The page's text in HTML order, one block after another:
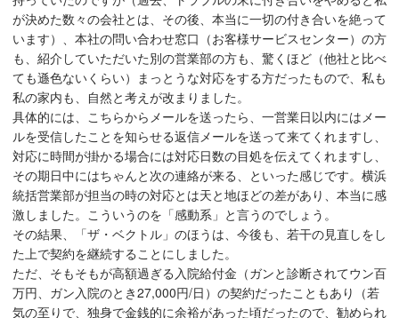
が決めた数々の会社とは、その後、本当に一切の付き合いを絶って
います）、本社の問い合わせ窓口（お客様サービスセンター）の方
も、紹介していただいた別の営業部の方も、驚くほど（他社と比べ
ても遜色ないくらい）まっとうな対応をする方だったもので、私も
私の家内も、自然と考えが改まりました。
具体的には、こちらからメールを送ったら、一営業日以内にはメー
ルを受信したことを知らせる返信メールを送って来てくれますし、
対応に時間が掛かる場合には対応日数の目処を伝えてくれますし、
その期日中にはちゃんと次の連絡が来る、といった感じです。横浜
統括営業部が担当の時の対応とは天と地ほどの差があり、本当に感
激しました。こういうのを「感動系」と言うのでしょう。
その結果、「ザ・ベクトル」のほうは、今後も、若干の見直しをし
た上で契約を継続することにしました。
ただ、そもそもが高額過ぎる入院給付金（ガンと診断されてウン百
万円、ガン入院のとき27,000円/日）の契約だったこともあり（若
気の至りで、独身で金銭的に余裕があった頃だったので、勧められ